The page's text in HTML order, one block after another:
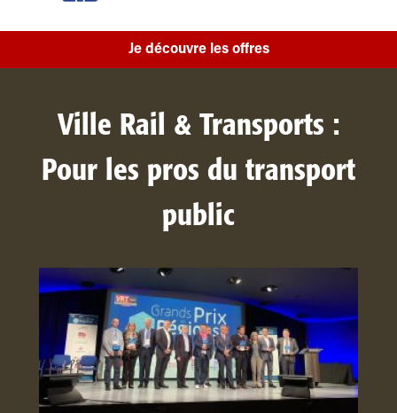
Je découvre les offres
Ville Rail & Transports :
Pour les pros du transport
public